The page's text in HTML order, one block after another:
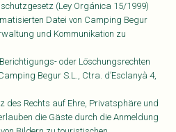
(Ley Orgánica 15/1999)
Datei von Camping Begur
und Kommunikation zu
oder Löschungsrechten
Begur S.L., Ctra. d’Esclanyà 4,
des Rechts auf Ehre, Privatsphäre und
die Gäste durch die Anmeldung